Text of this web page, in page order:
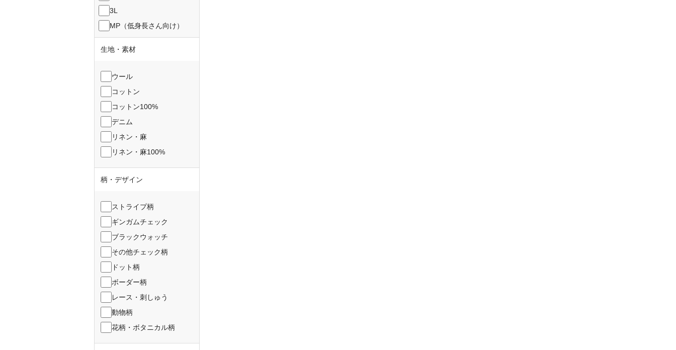
3L
MP（低身長さん向け）
生地・素材
ウール
コットン
コットン100%
デニム
リネン・麻
リネン・麻100%
柄・デザイン
ストライプ柄
ギンガムチェック
ブラックウォッチ
その他チェック柄
ドット柄
ボーダー柄
レース・刺しゅう
動物柄
花柄・ボタニカル柄